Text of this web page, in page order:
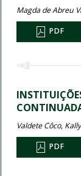
Magda de Abreu
PDF
Valdete Côco,
PDF